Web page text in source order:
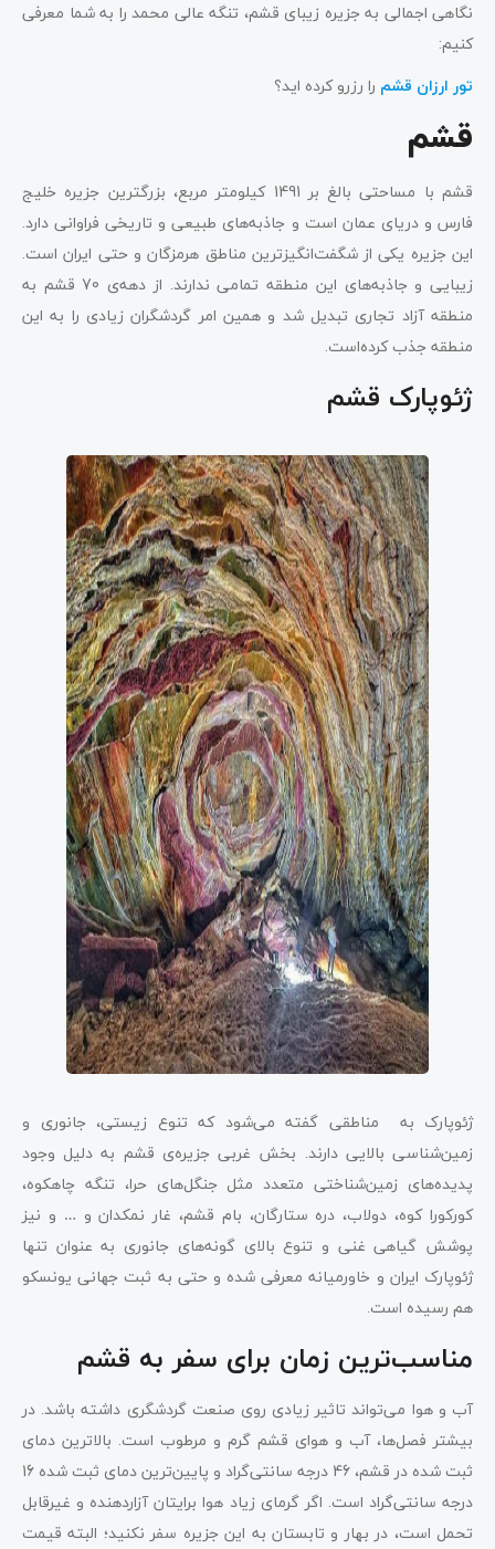
نگاهی اجمالی به جزیره زیبای قشم، تنگه عالی محمد را به شما معرفی
کنیم:
تور ارزان قشم را رزرو کرده اید؟
قشم
قشم با مساحتی بالغ بر 1491 کیلومتر مربع، بزرگترین جزیره خلیج
فارس و دریای عمان است و جاذبه‌های طبیعی و تاریخی فراوانی دارد.
این جزیره یکی از شگفت‌انگیزترین مناطق هرمزگان و حتی ایران است.
زیبایی و جاذبه‌های این منطقه تمامی ندارند. از دهه‌ی 70 قشم به
منطقه آزاد تجاری تبدیل شد و همین امر گردشگران زیادی را به این
منطقه جذب کرده‌است.
ژئوپارک قشم
ژئوپارک به مناطقی گفته می‌شود که تنوع زیستی، جانوری و
زمین‌شناسی بالایی دارند. بخش غربی جزیره‌ی قشم به دلیل وجود
پدیده‌های زمین‌شناختی متعدد مثل جنگل‌های حرا، تنگه چاهکوه،
کورکورا کوه، دولاب، دره ستارگان، بام قشم، غار نمکدان و … و نیز
پوشش گیاهی غنی و تنوع بالای گونه‌های جانوری به عنوان تنها
ژئوپارک ایران و خاورمیانه معرفی شده و حتی به ثبت جهانی یونسکو
هم رسیده است.
مناسب‌ترین زمان برای سفر به قشم
آب و هوا می‌تواند تاثیر زیادی روی صنعت گردشگری داشته باشد. در
بیشتر فصل‌ها، آب و هوای قشم گرم و مرطوب است. بالاترین دمای
ثبت شده در قشم، 46 درجه سانتی‌گراد و پایین‌ترین دمای ثبت شده 16
درجه سانتی‌گراد است. اگر گرمای زیاد هوا برایتان آزاردهنده و غیرقابل
تحمل است، در بهار و تابستان به این جزیره سفر نکنید؛ البته قیمت